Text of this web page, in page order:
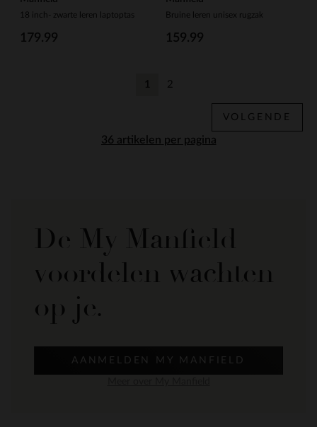
18 inch- zwarte leren laptoptas
179.99
Bruine leren unisex rugzak
159.99
per pagina
1 2
VOLGENDE
De My Manfield
voordelen wachten
op je.
AANMELDEN MY MANFIELD